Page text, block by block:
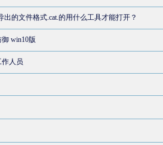
出的文件格式.cat.的用什么工具才能打开？
win10版
人员